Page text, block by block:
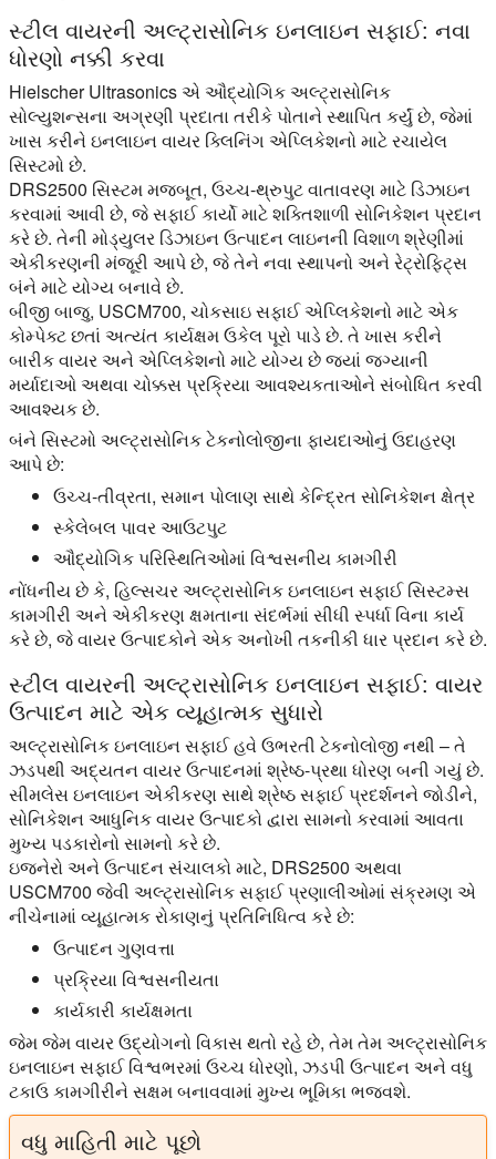
સ્ટીલ વાયરની અલ્ટ્રાસોનિક ઇનલાઇન સફાઈ: નવા
ધોરણો નક્કી કરવા
Hielscher Ultrasonics એ ઔદ્યોગિક અલ્ટ્રાસોનિક
સોલ્યુશન્સના અગ્રણી પ્રદાતા તરીકે પોતાને સ્થાપિત કર્યું છે, જેમાં
ખાસ કરીને ઇનલાઇન વાયર ક્લિનિંગ એપ્લિકેશનો માટે રચાયેલ
સિસ્ટમો છે.
DRS2500 સિસ્ટમ મજબૂત, ઉચ્ચ-થ્રુપુટ વાતાવરણ માટે ડિઝાઇન
કરવામાં આવી છે, જે સફાઈ કાર્યો માટે શક્તિશાળી સોનિકેશન પ્રદાન
કરે છે. તેની મોડ્યુલર ડિઝાઇન ઉત્પાદન લાઇનની વિશાળ શ્રેણીમાં
એકીકરણની મંજૂરી આપે છે, જે તેને નવા સ્થાપનો અને રેટ્રોફિટ્સ
બંને માટે યોગ્ય બનાવે છે.
બીજી બાજુ, USCM700, ચોકસાઇ સફાઈ એપ્લિકેશનો માટે એક
કોમ્પેક્ટ છતાં અત્યંત કાર્યક્ષમ ઉકેલ પૂરો પાડે છે. તે ખાસ કરીને
બારીક વાયર અને એપ્લિકેશનો માટે યોગ્ય છે જ્યાં જગ્યાની
મર્યાદાઓ અથવા ચોક્કસ પ્રક્રિયા આવશ્યકતાઓને સંબોધિત કરવી
આવશ્યક છે.
બંને સિસ્ટમો અલ્ટ્રાસોનિક ટેકનોલોજીના ફાયદાઓનું ઉદાહરણ
આપે છે:
ઉચ્ચ-તીવ્રતા, સમાન પોલાણ સાથે કેન્દ્રિત સોનિકેશન ક્ષેત્ર
સ્કેલેબલ પાવર આઉટપુટ
ઔદ્યોગિક પરિસ્થિતિઓમાં વિશ્વસનીય કામગીરી
નોંધનીય છે કે, હિલ્સચર અલ્ટ્રાસોનિક ઇનલાઇન સફાઈ સિસ્ટમ્સ
કામગીરી અને એકીકરણ ક્ષમતાના સંદર્ભમાં સીધી સ્પર્ધા વિના કાર્ય
કરે છે, જે વાયર ઉત્પાદકોને એક અનોખી તકનીકી ધાર પ્રદાન કરે છે.
સ્ટીલ વાયરની અલ્ટ્રાસોનિક ઇનલાઇન સફાઈ: વાયર
ઉત્પાદન માટે એક વ્યૂહાત્મક સુધારો
અલ્ટ્રાસોનિક ઇનલાઇન સફાઈ હવે ઉભરતી ટેકનોલોજી નથી – તે
ઝડપથી અદ્યતન વાયર ઉત્પાદનમાં શ્રેષ્ઠ-પ્રથા ધોરણ બની ગયું છે.
સીમલેસ ઇનલાઇન એકીકરણ સાથે શ્રેષ્ઠ સફાઈ પ્રદર્શનને જોડીને,
સોનિકેશન આધુનિક વાયર ઉત્પાદકો દ્વારા સામનો કરવામાં આવતા
મુખ્ય પડકારોનો સામનો કરે છે.
ઇજનેરો અને ઉત્પાદન સંચાલકો માટે, DRS2500 અથવા
USCM700 જેવી અલ્ટ્રાસોનિક સફાઈ પ્રણાલીઓમાં સંક્રમણ એ
નીચેનામાં વ્યૂહાત્મક રોકાણનું પ્રતિનિધિત્વ કરે છે:
ઉત્પાદન ગુણવત્તા
પ્રક્રિયા વિશ્વસનીયતા
કાર્યકારી કાર્યક્ષમતા
જેમ જેમ વાયર ઉદ્યોગનો વિકાસ થતો રહે છે, તેમ તેમ અલ્ટ્રાસોનિક
ઇનલાઇન સફાઈ વિશ્વભરમાં ઉચ્ચ ધોરણો, ઝડપી ઉત્પાદન અને વધુ
ટકાઉ કામગીરીને સક્ષમ બનાવવામાં મુખ્ય ભૂમિકા ભજવશે.
વધુ માહિતી માટે પૂછો